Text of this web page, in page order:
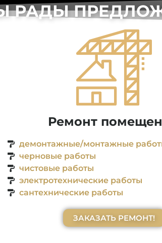
ДИЗАЙН
И
под ключ и получи
ЗАКАЗАТЬ ПО АКЦИИ!
РАДЫ
Ремонт
демонтажные/монтажные
черновые работы
чистовые работы
электротехнические работы
сантехнические работы
ЗАКАЗАТЬ РЕМОНТ!